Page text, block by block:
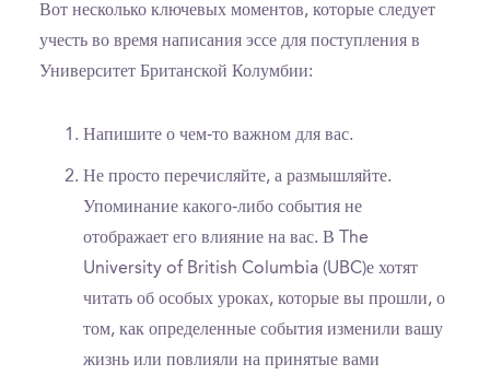
Вот несколько ключевых моментов, которые следует
учесть во время написания эссе для поступления в
Университет Британской Колумбии:
Напишите о чем-то важном для вас.
Не просто перечисляйте, а размышляйте.
Упоминание какого-либо события не
отображает его влияние на вас. В The
University of British Columbia (UBC)е хотят
читать об особых уроках, которые вы прошли, о
том, как определенные события изменили вашу
жизнь или повлияли на принятые вами